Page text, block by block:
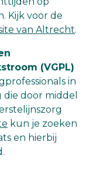
Kijk voor de
van Altrecht.
(VGPL)
in
door middel
kun je zoeken
en hierbij